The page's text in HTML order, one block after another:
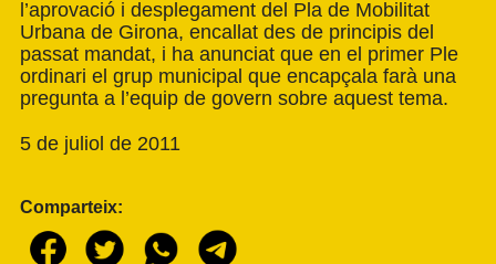
l’aprovació i desplegament del Pla de Mobilitat
Urbana de Girona, encallat des de principis del
passat mandat, i ha anunciat que en el primer Ple
ordinari el grup municipal que encapçala farà una
pregunta a l’equip de govern sobre aquest tema.
5 de juliol de 2011
Comparteix: